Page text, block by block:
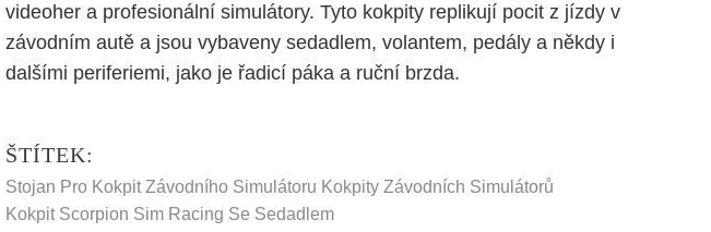
videoher a profesionální simulátory. Tyto kokpity replikují pocit z jízdy v
závodním autě a jsou vybaveny sedadlem, volantem, pedály a někdy i
dalšími periferiemi, jako je řadicí páka a ruční brzda.
ŠTÍTEK:
Stojan Pro Kokpit Závodního Simulátoru Kokpity Závodních Simulátorů
Kokpit Scorpion Sim Racing Se Sedadlem